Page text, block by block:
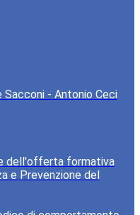
Sacconi - Antonio Ceci
dell'offerta formativa
e Prevenzione del